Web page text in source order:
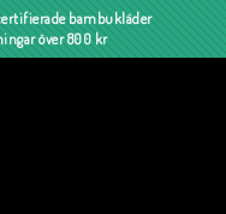
bambukläder
över 800 kr